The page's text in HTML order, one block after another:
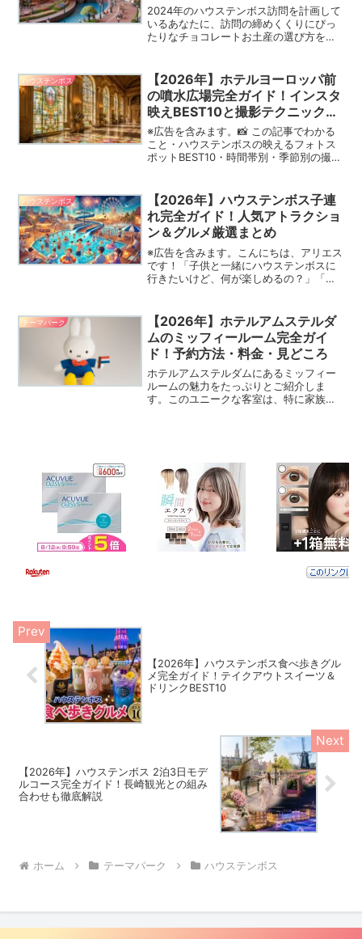
2024年のハウステンボス訪問を計画して
いるあなたに、訪問の締めくくりにぴっ
たりなチョコレートお土産の選び方をご
ここでしか手に入らないユニークなチョ
コレートで知られています。この記事で
は、2024年におすすめのチョコレートお
土産を厳選し、その魅力を深掘りしてい
きます。特別な味わいのチョコレートを
探している方は必見です。さあ、あなた
もハウステンボスの旅を甘美な記憶とと
もに永遠のものにしましょう。
ハウステンボス
【2026年】ホテルヨーロッパ前
の噴水広場完全ガイド！インスタ
映えBEST10と撮影テクニックま
とめ
※広告を含みます。📸 この記事でわかる
こと・ハウステンボスの映えるフォトス
ポットBEST10・時間帯別・季節別の撮影
すすめスポット「ハウステンボスに行っ
たらどこで写真を撮...
ハウステンボス
【2026年】ハウステンボス子連
れ完全ガイド！人気アトラクショ
ン＆グルメ厳選まとめ
※広告を含みます。こんにちは、アリエス
です！「子供と一緒にハウステンボスに
行きたいけど、何が楽しめるの？」「小
の子連れ完全ガイドをお届けします！ハ
ウステンボスは花と...
テーマパーク
【2026年】ホテルアムステルダ
ムのミッフィールーム完全ガイ
ド！予約方法・料金・見どころ
ホテルアムステルダムにあるミッフィー
ルームの魅力をたっぷりとご紹介しま
す。このユニークな客室は、特に家族旅
ながら、忘れられない滞在を楽しむため
の秘訣をお伝えします。
【2026年】ハウステンボス食べ歩きグル
メ完全ガイド！テイクアウトスイーツ＆
ドリンクBEST10
【2026年】ハウステンボス 2泊3日モデ
ルコース完全ガイド！長崎観光との組み
合わせも徹底解説
ホーム テーマパーク ハウステンボス